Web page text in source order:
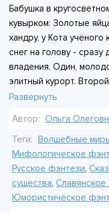
Бабушка в
кувырком: Золотые
хандру, у Кота учёного
снег на голову -
владения. Один,
элитный курорт.
подозрительно
всем этим бардаком,
женили на себе. А в
тётушка,
горынычей. Только
а у Кощея на этот
Развернуть
Автор: Ольга
Теги: Волшебные
Мифологическое
Русское фэнтези,
существа,
Юмористическое